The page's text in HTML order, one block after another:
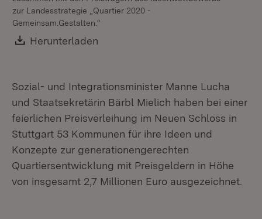
zur Landesstrategie „Quartier 2020 -
Gemeinsam.Gestalten.“
Download:
Herunterladen
Sozial- und Integrationsminister Manne Lucha
und Staatsekretärin Bärbl Mielich haben bei einer
feierlichen Preisverleihung im Neuen Schloss in
Stuttgart 53 Kommunen für ihre Ideen und
Konzepte zur generationengerechten
Quartiersentwicklung mit Preisgeldern in Höhe
von insgesamt 2,7 Millionen Euro ausgezeichnet.